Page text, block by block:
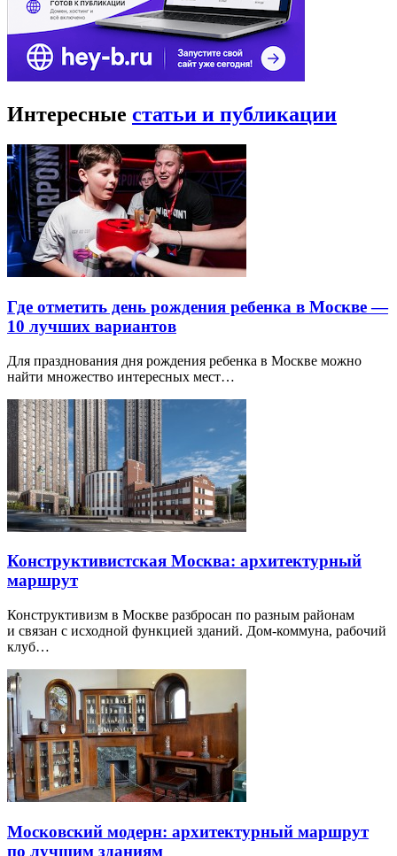
Интересные статьи и публикации
Где отметить день рождения ребенка в Москве —
10 лучших вариантов
Для празднования дня рождения ребенка в Москве можно
найти множество интересных мест…
Конструктивистская Москва: архитектурный
маршрут
Конструктивизм в Москве разбросан по разным районам
и связан с исходной функцией зданий. Дом-коммуна, рабочий
клуб…
Московский модерн: архитектурный маршрут
по лучшим зданиям